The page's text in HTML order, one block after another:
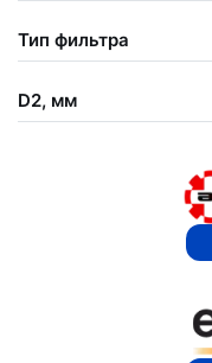
Тип фильтра
D2, мм